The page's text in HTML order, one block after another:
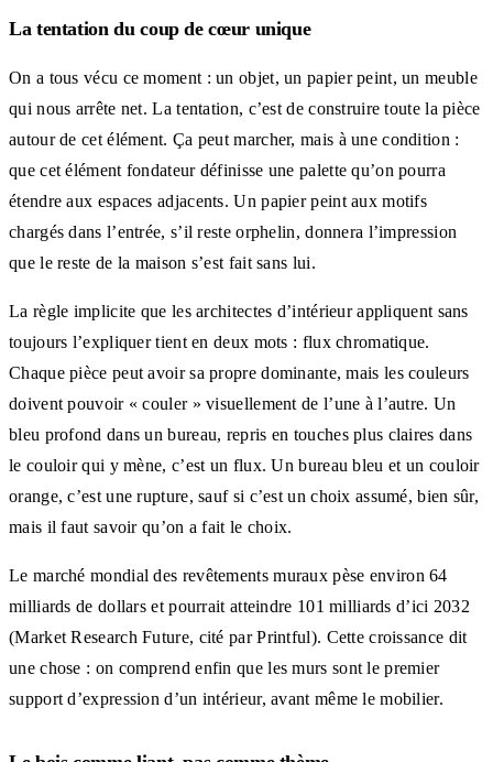
La tentation du coup de cœur unique
On a tous vécu ce moment : un objet, un papier peint, un meuble
qui nous arrête net. La tentation, c’est de construire toute la pièce
autour de cet élément. Ça peut marcher, mais à une condition :
que cet élément fondateur définisse une palette qu’on pourra
étendre aux espaces adjacents. Un papier peint aux motifs
chargés dans l’entrée, s’il reste orphelin, donnera l’impression
que le reste de la maison s’est fait sans lui.
La règle implicite que les architectes d’intérieur appliquent sans
toujours l’expliquer tient en deux mots : flux chromatique.
Chaque pièce peut avoir sa propre dominante, mais les couleurs
doivent pouvoir « couler » visuellement de l’une à l’autre. Un
bleu profond dans un bureau, repris en touches plus claires dans
le couloir qui y mène, c’est un flux. Un bureau bleu et un couloir
orange, c’est une rupture, sauf si c’est un choix assumé, bien sûr,
mais il faut savoir qu’on a fait le choix.
Le marché mondial des revêtements muraux pèse environ 64
milliards de dollars et pourrait atteindre 101 milliards d’ici 2032
(Market Research Future, cité par Printful). Cette croissance dit
une chose : on comprend enfin que les murs sont le premier
support d’expression d’un intérieur, avant même le mobilier.